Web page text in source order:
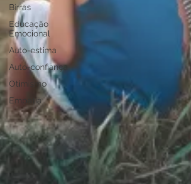
Birras
Educação
Emocional
Auto-estima
Auto-confiança
Otimismo
Empatia